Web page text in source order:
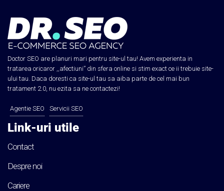
Doctor SEO are planuri mari pentru site-ul tau! Avem experienta in
tratarea oricaror ,,afectiuni” din sfera online si stim exact ce ii trebuie site-
ului tau. Daca doresti ca site-ul tau sa aiba parte de cel mai bun
tratament 2.0, nu ezita sa ne contactezi!
Agentie SEO Servicii SEO
Link-uri utile
Contact
Despre noi
Cariere